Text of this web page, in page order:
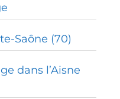
Saône (70)
dans l’Aisne